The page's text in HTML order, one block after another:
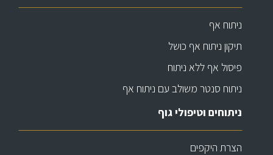
ניתוח אף
תיקון ניתוח אף כושל
פיסול אף ללא ניתוח
ניתוח סנטר משולב עם ניתוח אף
ניתוחים וטיפולי גוף
הצרת היקפים